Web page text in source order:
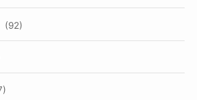
(92)